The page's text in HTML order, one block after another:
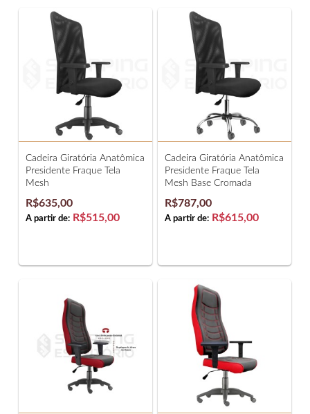
Cadeira Giratória Anatômica
Presidente Fraque Tela
Mesh
R$635,00
A partir de: R$515,00
Cadeira Giratória Anatômica
Presidente Fraque Tela
Mesh Base Cromada
R$787,00
A partir de: R$615,00